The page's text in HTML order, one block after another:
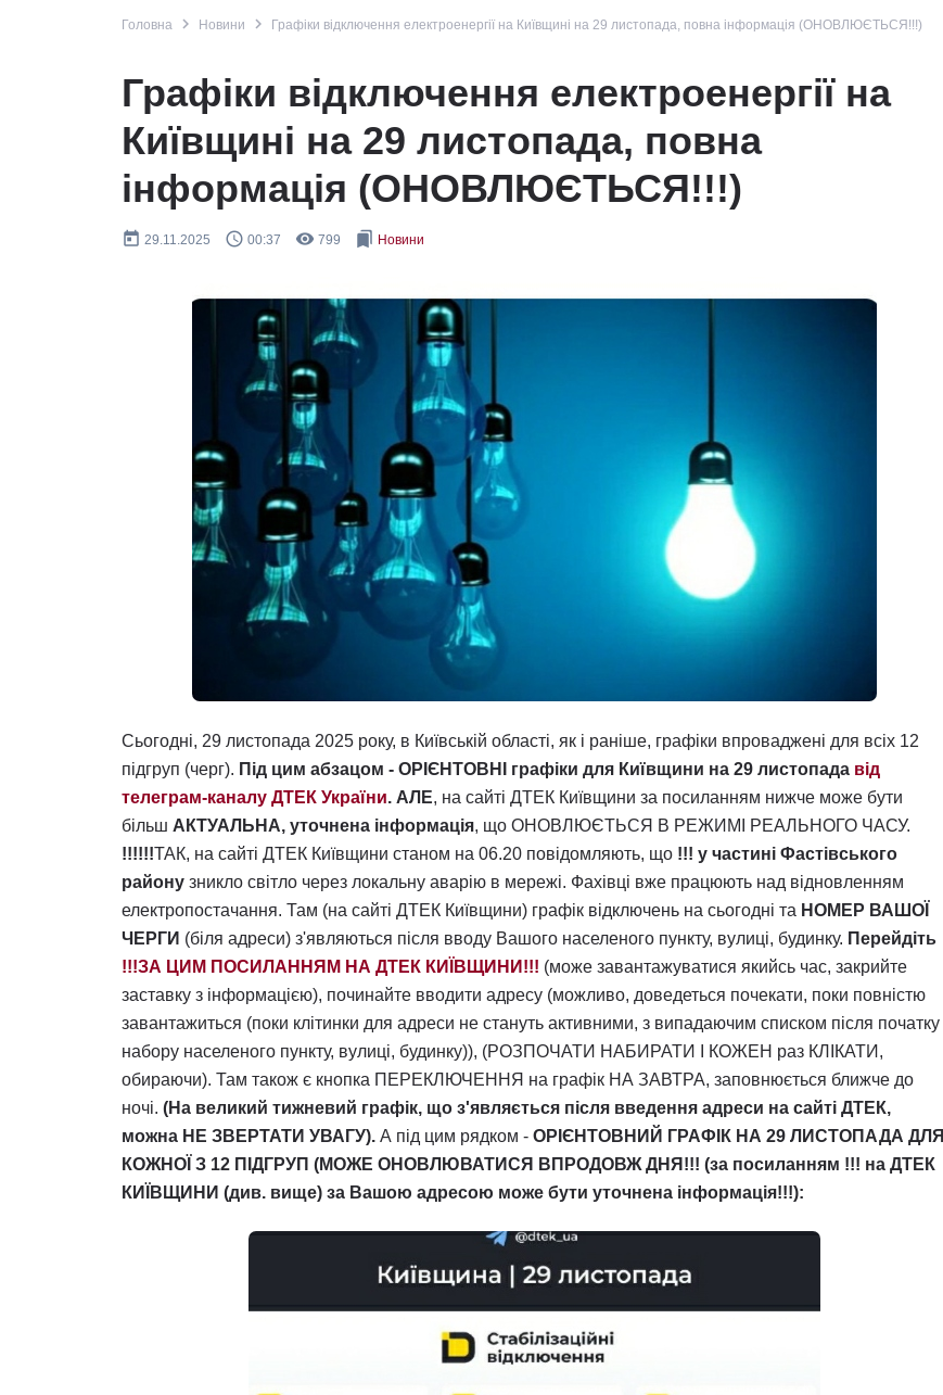
Головна navigate_next Новини navigate_next Графіки відключення електроенергії на Київщині на 29 листопада, повна інформація (ОНОВЛЮЄТЬСЯ!!!)
Графіки відключення електроенергії на
Київщині на 29 листопада, повна
інформація (ОНОВЛЮЄТЬСЯ!!!)
today 29.11.2025 query_builder 00:37 remove_red_eye 799 bookmarks Новини
Сьогодні, 29 листопада 2025 року, в Київській області, як і раніше, графіки впроваджені для всіх 12
підгруп (черг). Під цим абзацом - ОРІЄНТОВНІ графіки для Київщини на 29 листопада від
телеграм-каналу ДТЕК України. АЛЕ, на сайті ДТЕК Київщини за посиланням нижче може бути
більш АКТУАЛЬНА, уточнена інформація, що ОНОВЛЮЄТЬСЯ В РЕЖИМІ РЕАЛЬНОГО ЧАСУ.
!!!!!!ТАК, на сайті ДТЕК Київщини станом на 06.20 повідомляють, що !!! у частині Фастівського
району зникло світло через локальну аварію в мережі. Фахівці вже працюють над відновленням
електропостачання. Там (на сайті ДТЕК Київщини) графік відключень на сьогодні та НОМЕР ВАШОЇ
ЧЕРГИ (біля адреси) з'являються після вводу Вашого населеного пункту, вулиці, будинку. Перейдіть
!!!ЗА ЦИМ ПОСИЛАННЯМ НА ДТЕК КИЇВЩИНИ!!! (може завантажуватися якийсь час, закрийте
заставку з інформацією), починайте вводити адресу (можливо, доведеться почекати, поки повністю
завантажиться (поки клітинки для адреси не стануть активними, з випадаючим списком після початку
набору населеного пункту, вулиці, будинку)), (РОЗПОЧАТИ НАБИРАТИ І КОЖЕН раз КЛІКАТИ,
обираючи). Там також є кнопка ПЕРЕКЛЮЧЕННЯ на графік НА ЗАВТРА, заповнюється ближче до
ночі. (На великий тижневий графік, що з'являється після введення адреси на сайті ДТЕК,
можна НЕ ЗВЕРТАТИ УВАГУ). А під цим рядком - ОРІЄНТОВНИЙ ГРАФІК НА 29 ЛИСТОПАДА ДЛЯ
КОЖНОЇ З 12 ПІДГРУП (МОЖЕ ОНОВЛЮВАТИСЯ ВПРОДОВЖ ДНЯ!!! (за посиланням !!! на ДТЕК
КИЇВЩИНИ (див. вище) за Вашою адресою може бути уточнена інформація!!!):